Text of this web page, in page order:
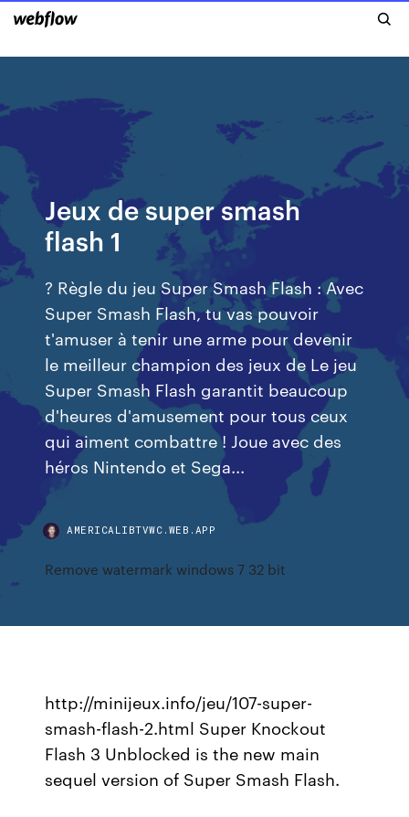
Jeux de super smash
flash 1
? Règle du jeu Super Smash Flash : Avec
Super Smash Flash, tu vas pouvoir
t'amuser à tenir une arme pour devenir
le meilleur champion des jeux de Le jeu
Super Smash Flash garantit beaucoup
d'heures d'amusement pour tous ceux
qui aiment combattre ! Joue avec des
héros Nintendo et Sega...
AMERICALIBTVWC.WEB.APP
Remove watermark windows 7 32 bit
http://minijeux.info/jeu/107-super-
smash-flash-2.html Super Knockout
Flash 3 Unblocked is the new main
sequel version of Super Smash Flash.